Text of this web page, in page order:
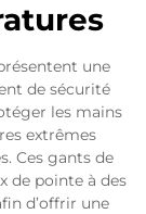
une
de sécurité
les mains
extrêmes
Ces gants de
de pointe à des
d’offrir une